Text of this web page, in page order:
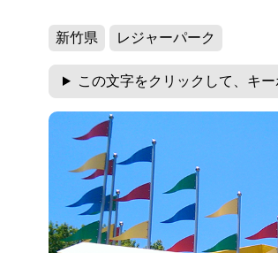
新竹県 レジャーパーク
この文字をクリックして、キ